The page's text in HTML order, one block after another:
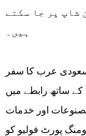
شاپ پر جا سکتے
ہیں۔
عرب کا سفر
کے ساتھ رابطے میں
اور خدمات
پورٹ فولیو کو